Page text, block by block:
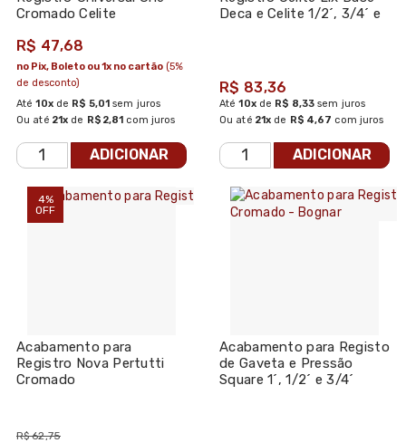
Cromado Celite
R$ 47,68
Até10xde R$ 5,01 sem juros
Ou até 21x de R$ 2,81 com juros
no Pix, Boleto ou 1x no cartão (5%
de desconto)
ADICIONAR
Deca e Celite 1/2´, 3/4´ e
R$ 83,36
Até10xde R$ 8,33 sem juros
Ou até 21x de R$ 4,67 com juros
ADICIONAR
4%
OFF
Acabamento para
Registro Nova Pertutti
Cromado
R$ 62,75
Acabamento para Registo
de Gaveta e Pressão
Square 1´, 1/2´ e 3/4´